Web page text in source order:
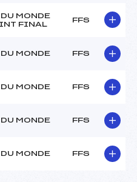
MONDE
FINAL
FFS
MONDE FFS
MONDE FFS
MONDE FFS
MONDE FFS